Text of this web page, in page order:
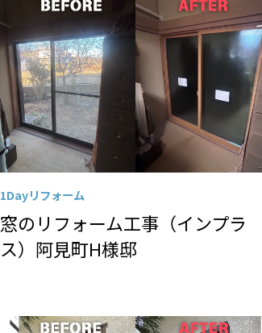
1Dayリフォーム
窓のリフォーム工事（インプラ
ス）阿見町H様邸